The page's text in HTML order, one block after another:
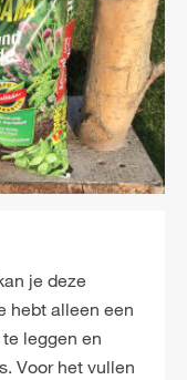
je deze
hebt alleen een
leggen en
Voor het vullen